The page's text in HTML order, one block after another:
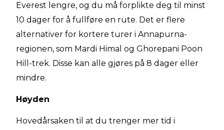
Everest lengre, og du må forplikte deg til minst
10 dager for å fullføre en rute. Det er flere
alternativer for kortere turer i Annapurna-
regionen, som Mardi Himal og Ghorepani Poon
Hill-trek. Disse kan alle gjøres på 8 dager eller
mindre.
Høyden
Hovedårsaken til at du trenger mer tid i